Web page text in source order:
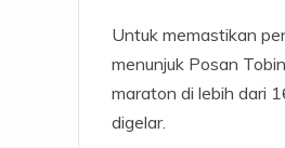
Untuk memastikan
menunjuk Posan
maraton di lebih dari
digelar.